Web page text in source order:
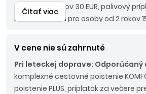
osoby od 2 rokov 30 EUR, palivový
pobytová taxa pre osoby od 2 rokov
190 EUR/os.
Čítať viac
V cene nie sú zahrnuté
Pri leteckej doprave: Odporúčaný
komplexné cestovné poistenie
poistenie PLUS, príplatok za večere